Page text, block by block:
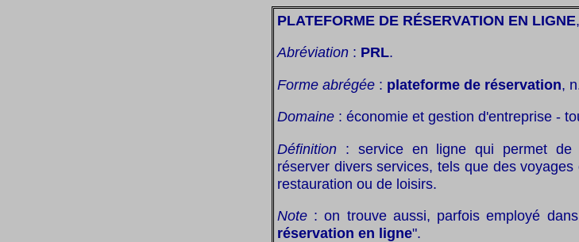
PLATEFORME DE RÉSERVATION EN LIGNE
Abréviation : PRL.
Forme abrégée : plateforme de réservation,
Domaine : économie et gestion d'entreprise -
Définition : service en ligne qui permet de
réserver divers services, tels que des
restauration ou de loisirs.
Note : on trouve aussi, parfois employé
réservation en ligne".